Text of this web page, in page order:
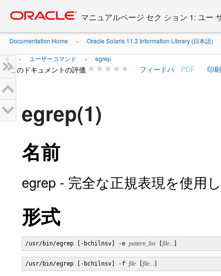
content
マニュアルページ セク ション 1: ユー
Documentation Home » Oracle Solaris 11.3 Information Library (日本語)
ド » ユーザーコマンド » egrep
このドキュメントの評価
egrep(1)
名前
egrep - 完全な正規表現を使用
形式
/usr/bin/egrep [-bchilnsv] -e pattern_list [ file...
/usr/bin/egrep [-bchilnsv] -f file file...